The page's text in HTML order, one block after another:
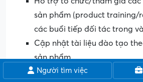
sản phẩm (product training/
các buổi tiếp đối tác trong
Cập nhật tài liệu đào tạo
sản phẩm
Tốt nghiệp Đại học chuyên
Người tìm việc